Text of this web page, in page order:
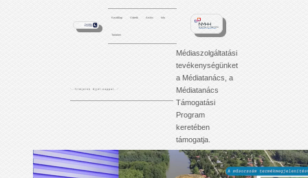
Kezdőlap Videók Archív Info
Tartalom
'. . . f i l m j e i n k é j j e l - n a p p a l . . .'
Médiaszolgáltatási
tevékenységünket
a Médiatanács, a
Médiatanács
Támogatási
Program
keretében
támogatja.